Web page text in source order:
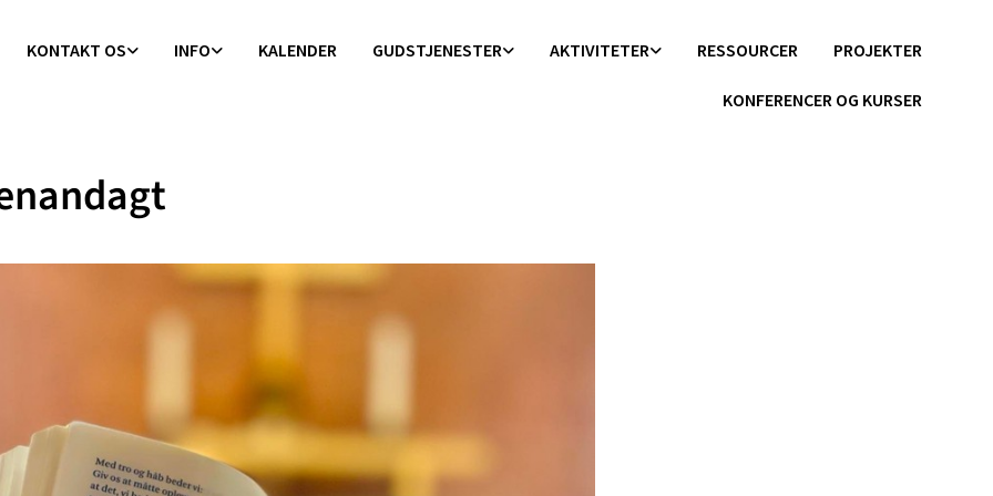
KONTAKT OS INFO KALENDER GUDSTJENESTER AKTIVITETER RESSOURCER PROJEKTER
KONFERENCER OG KURSER